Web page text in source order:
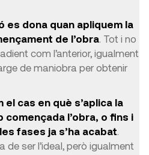
es dona quan apliquem la
de l’obra. Tot i no
com l’anterior, igualment
de maniobra per obtenir
cas en què s’aplica la
l’obra, o fins i
fases ja s’ha acabat.
ser l’ideal, però igualment